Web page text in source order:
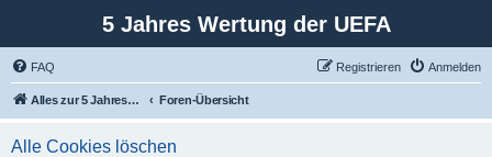
5 Jahres Wertung der UEFA
FAQ Anmelden
Registrieren
Alles zur 5 Jahreswertung / Tabelle der UEFA mit vielen Statistiken. Foren-Übersicht
Alle Cookies löschen